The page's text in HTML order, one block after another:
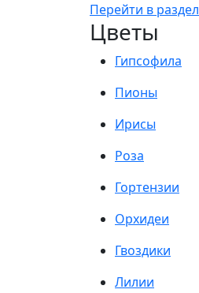
Перейти в раздел
Цветы
Гипсофила
Пионы
Ирисы
Роза
Гортензии
Орхидеи
Гвоздики
Лилии